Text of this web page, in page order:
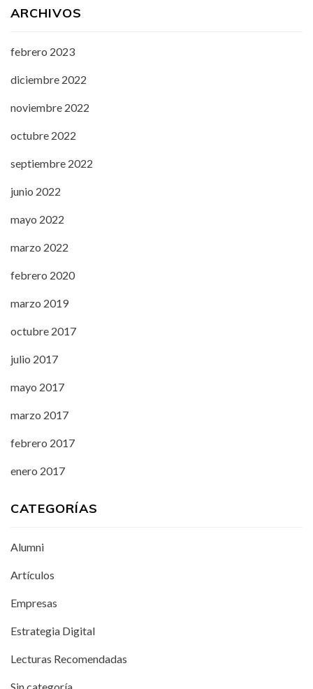
ARCHIVOS
febrero 2023
diciembre 2022
noviembre 2022
octubre 2022
septiembre 2022
junio 2022
mayo 2022
marzo 2022
febrero 2020
marzo 2019
octubre 2017
julio 2017
mayo 2017
marzo 2017
febrero 2017
enero 2017
CATEGORÍAS
Alumni
Artículos
Empresas
Estrategia Digital
Lecturas Recomendadas